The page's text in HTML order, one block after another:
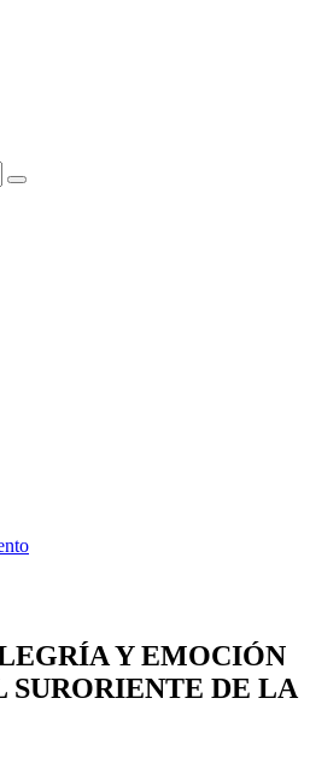
Y EMOCIÓN
SURORIENTE DE LA